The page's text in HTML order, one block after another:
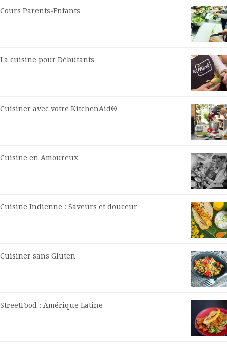
Cours Parents-Enfants
La cuisine pour Débutants
Cuisiner avec votre KitchenAid®
Cuisine en Amoureux
Cuisine Indienne : Saveurs et douceur
Cuisiner sans Gluten
StreetFood : Amérique Latine